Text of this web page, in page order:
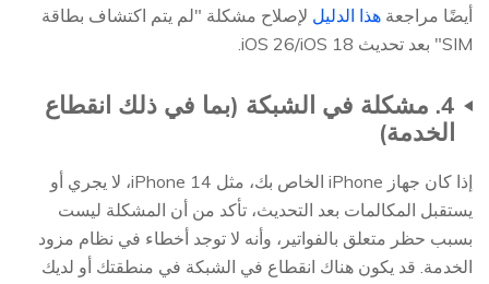
أيضًا مراجعة هذا الدليل لإصلاح مشكلة "لم يتم اكتشاف بطاقة
SIM" بعد تحديث iOS 26/iOS 18.
4. مشكلة في الشبكة (بما في ذلك انقطاع
الخدمة)
إذا كان جهاز iPhone الخاص بك، مثل iPhone 14، لا يجري أو
يستقبل المكالمات بعد التحديث، تأكد من أن المشكلة ليست
بسبب حظر متعلق بالفواتير، وأنه لا توجد أخطاء في نظام مزود
الخدمة. قد يكون هناك انقطاع في الشبكة في منطقتك أو لديك